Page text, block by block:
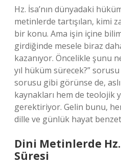
Hz. İsa’nın dünyadaki
metinlerde tartışılan, kimi
bir konu. Ama işin içine
girdiğinde mesele biraz
kazanıyor. Öncelikle şunu
yıl hüküm sürecek?”
sorusu gibi görünse de,
kaynakları hem de teolojik
gerektiriyor. Gelin bunu,
dille ve günlük hayat
Dini Metinlerde Hz.
Süresi